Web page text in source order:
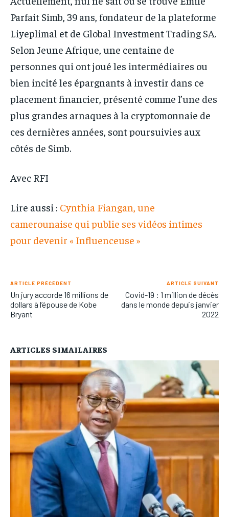
Parfait Simb, 39 ans, fondateur de la plateforme
Liyeplimal et de Global Investment Trading SA.
Selon Jeune Afrique, une centaine de
personnes qui ont joué les intermédiaires ou
bien incité les épargnants à investir dans ce
placement financier, présenté comme l’une des
plus grandes arnaques à la cryptomonnaie de
ces dernières années, sont poursuivies aux
côtés de Simb.
Avec RFI
Lire aussi : Cynthia Fiangan, une
camerounaise qui publie ses vidéos intimes
pour devenir « Influenceuse »
ARTICLE PRÉCÉDENT
Un jury accorde 16 millions de
dollars à l’épouse de Kobe
Bryant
ARTICLE SUIVANT
Covid-19 : 1 million de décès
dans le monde depuis janvier
2022
ARTICLES SIMAILAIRES